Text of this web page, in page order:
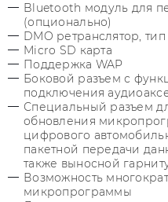
Bluetooth модуль для
(опционально)
DMO ретранслятор, тип
Micro SD карта
Поддержка WAP
Боковой разъем с
подключения
Специальный разъем
обновления
цифрового
пакетной передачи
также выносной
Возможность
микропрограммы